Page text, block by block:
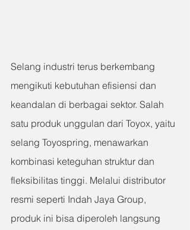
Selang industri terus berkembang
mengikuti kebutuhan efisiensi dan
keandalan di berbagai sektor. Salah
satu produk unggulan dari Toyox, yaitu
selang Toyospring, menawarkan
kombinasi keteguhan struktur dan
fleksibilitas tinggi. Melalui distributor
resmi seperti Indah Jaya Group,
produk ini bisa diperoleh langsung